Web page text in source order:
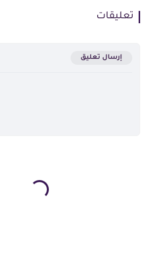
تعليقات
إرسال تعليق